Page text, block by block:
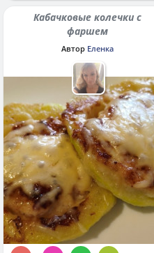
Кабачковые колечки с
фаршем
Автор Еленка